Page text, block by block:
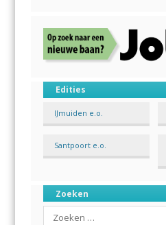
Edities
IJmuiden e.o.
Santpoort e.o.
Zoeken
Search